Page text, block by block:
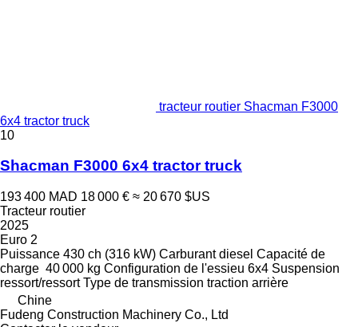
tracteur routier Shacman F3000
6x4 tractor truck
10
Shacman F3000 6x4 tractor truck
193 400 MAD 18 000 € ≈ 20 670 $US
Tracteur routier
2025
Euro 2
Puissance 430 ch (316 kW) Carburant diesel Capacité de
charge 40 000 kg Configuration de l'essieu 6x4 Suspension
ressort/ressort Type de transmission traction arrière
Chine
Fudeng Construction Machinery Co., Ltd